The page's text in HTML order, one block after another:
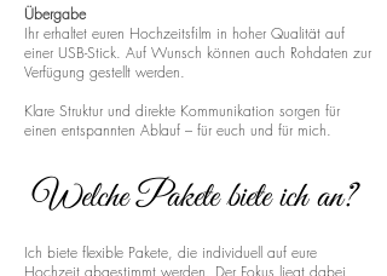
Übergabe
Ihr erhaltet euren Hochzeitsfilm in hoher Qualität auf
einer USB-Stick. Auf Wunsch können auch Rohdaten zur
Verfügung gestellt werden.
Klare Struktur und direkte Kommunikation sorgen für
einen entspannten Ablauf – für euch und für mich.
Welche Pakete biete ich an?
Ich biete flexible Pakete, die individuell auf eure
Hochzeit abgestimmt werden. Der Fokus liegt dabei